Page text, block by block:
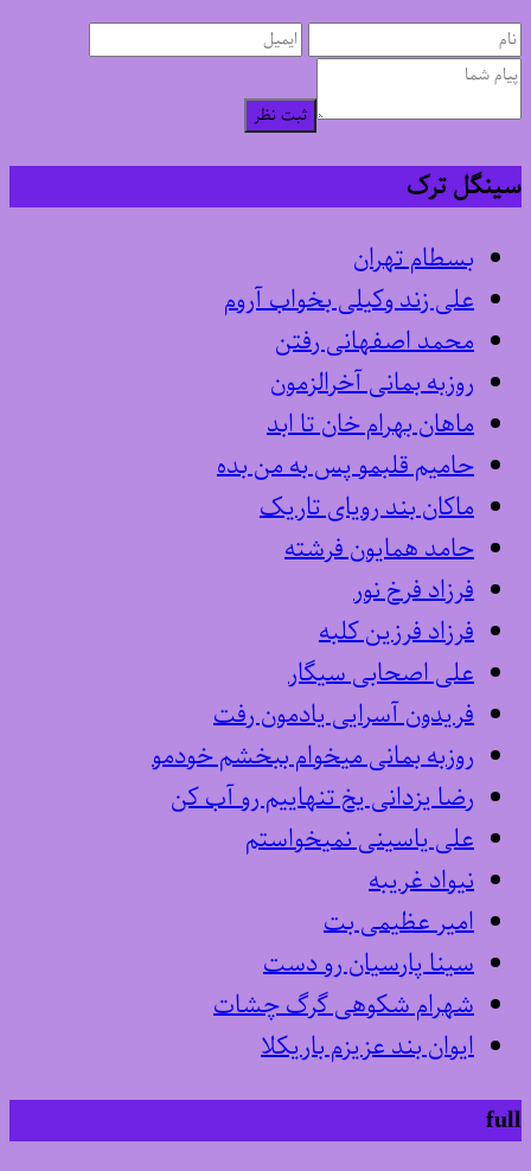
ثبت نظر
سینگل ترک
بسطام تهران
علی زند وکیلی بخواب آروم
محمد اصفهانی رفتن
روزبه بمانی آخرالزمون
ماهان بهرام خان تا ابد
حامیم قلبمو پس به من بده
ماکان بند رویای تاریک
حامد همایون فرشته
فرزاد فرخ نور
فرزاد فرزین کلبه
علی اصحابی سیگار
فریدون آسرایی یادمون رفت
روزبه بمانی میخوام ببخشم خودمو
رضا یزدانی یخ تنهاییم رو آب کن
علی یاسینی نمیخواستم
نیواد غریبه
امیر عظیمی بت
سینا پارسیان رو دست
شهرام شکوهی گرگ چشات
ایوان بند عزیزم باریکلا
full